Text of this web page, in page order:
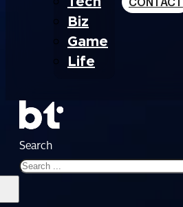
Biz
Game
Life
Search